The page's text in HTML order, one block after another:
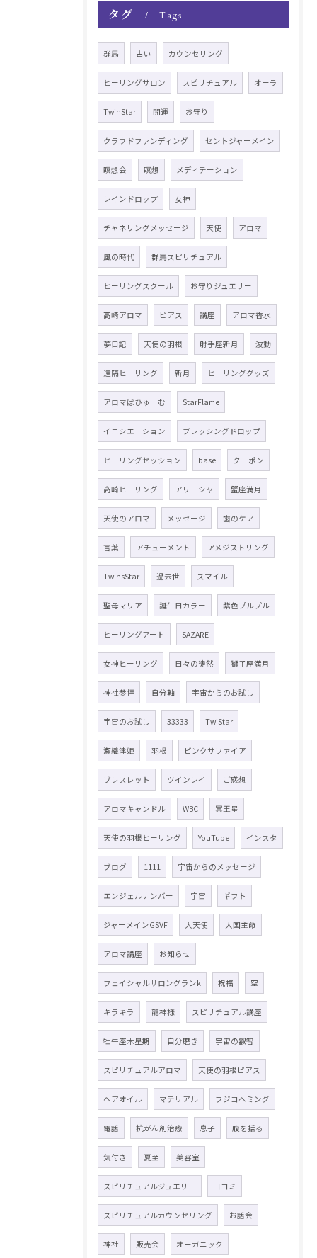
タグ Tags
群馬 占い カウンセリング
ヒーリングサロン スピリチュアル オーラ
TwinStar 開運 お守り
クラウドファンディング セントジャーメイン
瞑想会 瞑想 メディテーション
レインドロップ 女神
チャネリングメッセージ 天使 アロマ
風の時代 群馬スピリチュアル
ヒーリングスクール お守りジュエリー
高崎アロマ ピアス 講座 アロマ香水
夢日記 天使の羽根 射手座新月 波動
遠隔ヒーリング 新月 ヒーリンググッズ
アロマぱひゅーむ StarFlame
イニシエーション ブレッシングドロップ
ヒーリングセッション base クーポン
高崎ヒーリング アリーシャ 蟹座満月
天使のアロマ メッセージ 歯のケア
言葉 アチューメント アメジストリング
TwinsStar 過去世 スマイル
聖母マリア 誕生日カラー 紫色プルプル
ヒーリングアート SAZARE
女神ヒーリング 日々の徒然 獅子座満月
神社参拝 自分軸 宇宙からのお試し
宇宙のお試し 33333 TwiStar
瀬織津姫 羽根 ピンクサファイア
ブレスレット ツインレイ ご感想
アロマキャンドル WBC 冥王星
天使の羽根ヒーリング YouTube インスタ
ブログ 1111 宇宙からのメッセージ
エンジェルナンバー 宇宙 ギフト
ジャーメインGSVF 大天使 大国主命
アロマ講座 お知らせ
フェイシャルサロングランk 祝福 空
キラキラ 龍神様 スピリチュアル講座
牡牛座木星期 自分磨き 宇宙の叡智
スピリチュアルアロマ 天使の羽根ピアス
ヘアオイル マテリアル フジコヘミング
電話 抗がん剤治療 息子 腹を括る
気付き 夏至 美容室
スピリチュアルジュエリー 口コミ
スピリチュアルカウンセリング お話会
神社 販売会 オーガニック